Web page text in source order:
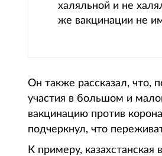
халяльной и не
же вакцинации не
Он также рассказал, что,
участия в большом и
вакцинацию против
подчеркнул, что
К примеру,